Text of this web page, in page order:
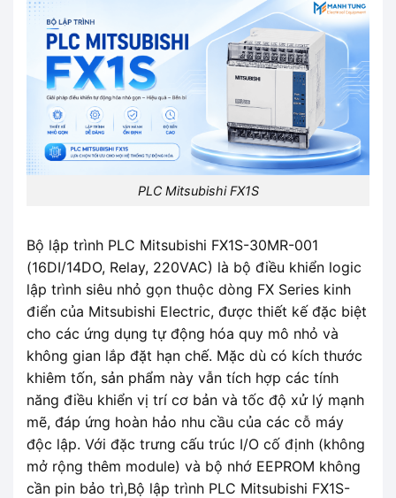
PLC Mitsubishi FX1S
Bộ lập trình PLC Mitsubishi FX1S-30MR-001
(16DI/14DO, Relay, 220VAC) là bộ điều khiển logic
lập trình siêu nhỏ gọn thuộc dòng FX Series kinh
điển của Mitsubishi Electric, được thiết kế đặc biệt
cho các ứng dụng tự động hóa quy mô nhỏ và
không gian lắp đặt hạn chế. Mặc dù có kích thước
khiêm tốn, sản phẩm này vẫn tích hợp các tính
năng điều khiển vị trí cơ bản và tốc độ xử lý mạnh
mẽ, đáp ứng hoàn hảo nhu cầu của các cỗ máy
độc lập. Với đặc trưng cấu trúc I/O cố định (không
mở rộng thêm module) và bộ nhớ EEPROM không
cần pin bảo trì,Bộ lập trình PLC Mitsubishi FX1S-